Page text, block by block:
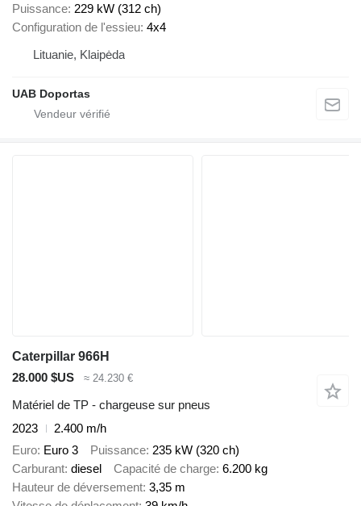
Puissance 229 kW (312 ch)
Configuration de l'essieu 4x4
Lituanie, Klaipėda
UAB Doportas
Caterpillar 966H
28.000 $US
≈ 24.230 €
Matériel de TP - chargeuse sur pneus
2023
2.400 m/h
Euro Euro 3 Puissance 235 kW (320 ch)
Carburant diesel Capacité de charge 6.200 kg
Hauteur de déversement 3,35 m